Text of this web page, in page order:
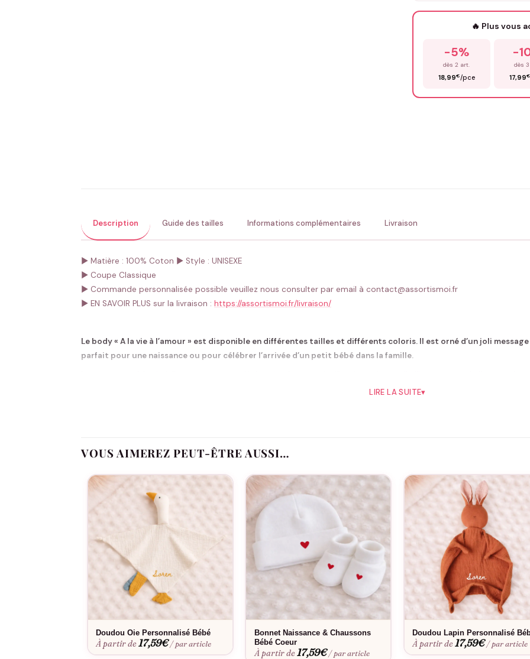
🔥 Plus vous
-5%
dès 2 art.
18,99€/pce
-
dès
17,99€
Description Guide des tailles Informations complémentaires Livraison
► Matière : 100% Coton ► Style : UNISEXE
► Coupe Classique
► Commande personnalisée possible veuillez nous consulter par email à contact@assortismoi.fr
► EN SAVOIR PLUS sur la livraison : https://assortismoi.fr/livraison/
Le body « A la vie à l’amour » est disponible en différentes tailles et différents coloris. Il est orné d’un joli
parfait pour une naissance ou pour célébrer l’arrivée d’un petit bébé dans la famille.
pour les parents de toujours donner à leur enfant l’amour et l’attention dont il a besoin pour grandir en toute
ceux qui le voient. Il est sûr de devenir un souvenir précieux pour les parents et leur bébé.
LIRE LA SUITE▾
VOUS AIMEREZ PEUT-ÊTRE AUSSI…
Doudou Oie Personnalisé Bébé
À partir de17,59€ / par article
Bonnet Naissance & Chaussons
Bébé Coeur
À partir de17,59€ / par article
Doudou Lapin Personnalisé
À partir de17,59€ / par article